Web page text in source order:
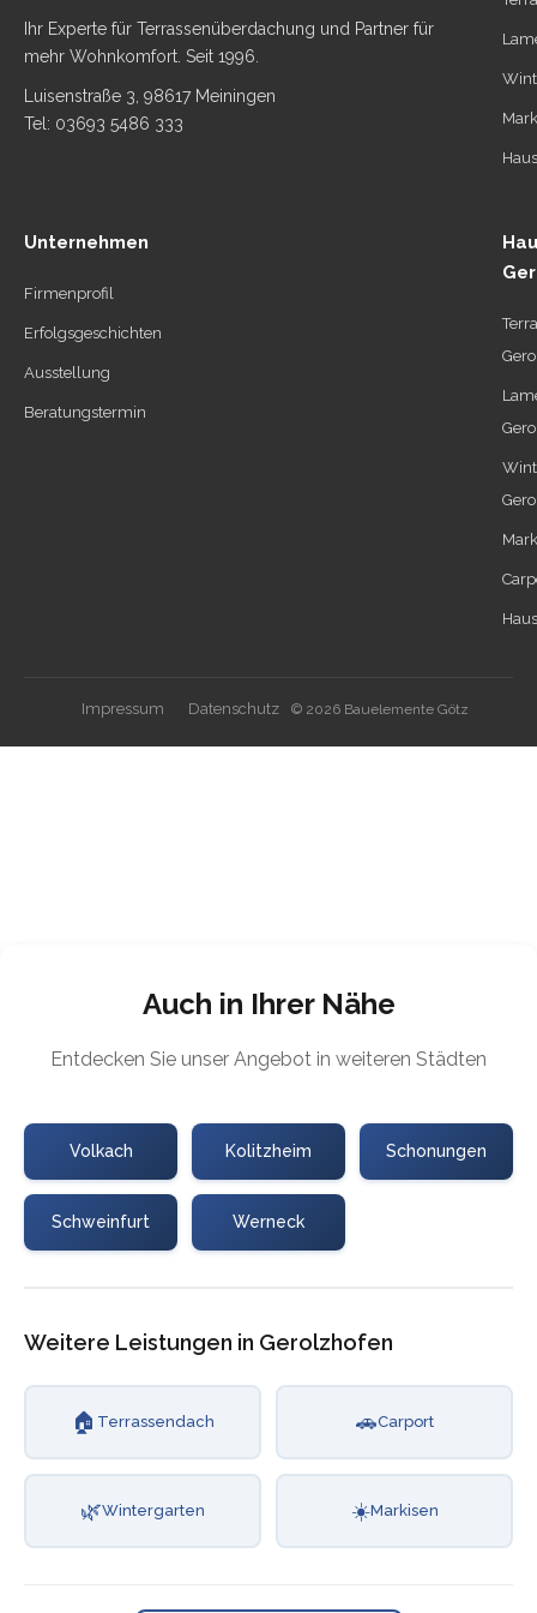
Ihr Experte für Terrassenüberdachung und Partner für
mehr Wohnkomfort. Seit 1996.
Luisenstraße 3, 98617 Meiningen
Tel: 03693 5486 333
Unternehmen
Firmenprofil
Erfolgsgeschichten
Ausstellung
Beratungstermin
Impressum Datenschutz © 2026 Bauelemente Götz
Auch in Ihrer Nähe
Entdecken Sie unser Angebot in weiteren Städten
Volkach Kolitzheim Schonungen
Schweinfurt Werneck
Weitere Leistungen in Gerolzhofen
🏠 Terrassendach 🚗Carport
🌿Wintergarten ☀️Markisen